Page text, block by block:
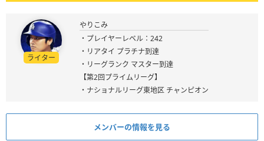
ライター
やりこみ
・プレイヤーレベル：242
・リアタイ プラチナ到達
・リーグランク マスター到達
【第2回プライムリーグ】
・ナショナルリーグ東地区 チャンピオン
メンバーの情報を見る